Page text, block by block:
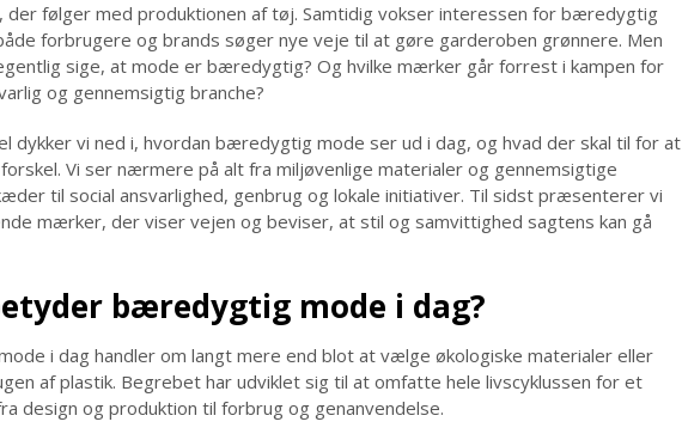
der følger med produktionen af tøj. Samtidig vokser interessen for bæredygtig
forbrugere og brands søger nye veje til at gøre garderoben grønnere. Men
sige, at mode er bæredygtig? Og hvilke mærker går forrest i kampen for
og gennemsigtig branche?
dykker vi ned i, hvordan bæredygtig mode ser ud i dag, og hvad der skal til for at
Vi ser nærmere på alt fra miljøvenlige materialer og gennemsigtige
til social ansvarlighed, genbrug og lokale initiativer. Til sidst præsenterer vi
mærker, der viser vejen og beviser, at stil og samvittighed sagtens kan gå
bæredygtig mode i dag?
i dag handler om langt mere end blot at vælge økologiske materialer eller
af plastik. Begrebet har udviklet sig til at omfatte hele livscyklussen for et
design og produktion til forbrug og genanvendelse.